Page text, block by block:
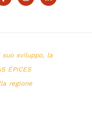
sviluppo, la
ÉPICES
regione